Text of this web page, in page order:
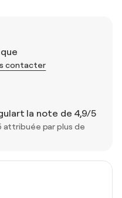
contacter
la note de 4,9/5
attribuée par plus de